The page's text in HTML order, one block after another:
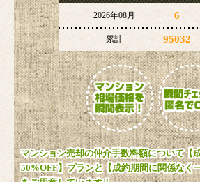
2026年08月 6
累計 95032
マンション売却の仲介手数料額について【
50%OFF】プランと【成約期間に関係なく